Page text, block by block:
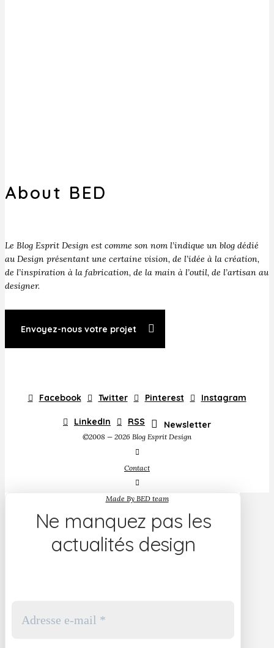
About BED
Le Blog Esprit Design est comme son nom l’indique un blog dédié
au Design présentant une certaine vision, de l’idée à la création,
de l’inspiration à la fabrication, de la main à l’outil, de l’artisan au
designer.
Envoyez-nous votre projet
Facebook Twitter Pinterest Instagram
LinkedIn RSS Newsletter
©2008 — 2026 Blog Esprit Design
Contact
Made By BED team
Ne manquez pas les
actualités design